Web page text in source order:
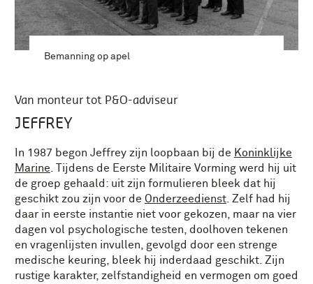
Bemanning op apel
Van monteur tot P&O-adviseur
JEFFREY
In 1987 begon Jeffrey zijn loopbaan bij de Koninklijke
Marine . Tijdens de Eerste Militaire Vorming werd hij uit
de groep gehaald: uit zijn formulieren bleek dat hij
geschikt zou zijn voor de Onderzeedienst . Zelf had hij
daar in eerste instantie niet voor gekozen, maar na vier
dagen vol psychologische testen, doolhoven tekenen
en vragenlijsten invullen, gevolgd door een strenge
medische keuring, bleek hij inderdaad geschikt. Zijn
rustige karakter, zelfstandigheid en vermogen om goed